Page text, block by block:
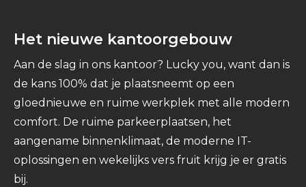
Het nieuwe kantoorgebouw
Aan de slag in ons kantoor? Lucky you, want dan is
de kans 100% dat je plaatsneemt op een
gloednieuwe en ruime werkplek met alle modern
comfort. De ruime parkeerplaatsen, het
aangename binnenklimaat, de moderne IT-
oplossingen en wekelijks vers fruit krijg je er gratis
bij.